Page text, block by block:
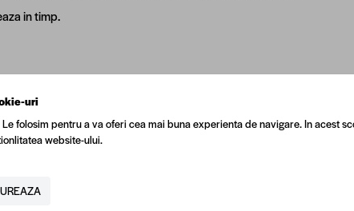
in timp.
uri
folosim pentru a va oferi cea mai buna experienta de navigare. In acest
website-ului.